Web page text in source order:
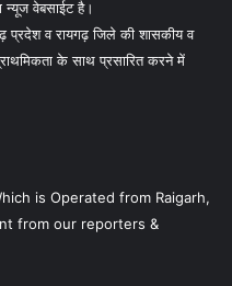
न्यूज वेबसाईट है।
व रायगढ़ जिले की शासकीय व
के साथ प्रसारित करने में
is Operated from Raigarh,
from our reporters &